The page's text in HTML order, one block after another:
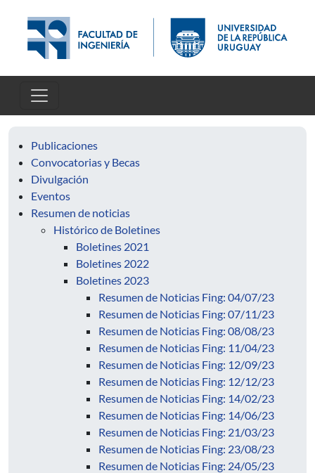
Publicaciones
Convocatorias y Becas
Divulgación
Eventos
Resumen de noticias
Histórico de Boletines
Boletines 2021
Boletines 2022
Boletines 2023
Resumen de Noticias Fing: 04/07/23
Resumen de Noticias Fing: 07/11/23
Resumen de Noticias Fing: 08/08/23
Resumen de Noticias Fing: 11/04/23
Resumen de Noticias Fing: 12/09/23
Resumen de Noticias Fing: 12/12/23
Resumen de Noticias Fing: 14/02/23
Resumen de Noticias Fing: 14/06/23
Resumen de Noticias Fing: 21/03/23
Resumen de Noticias Fing: 23/08/23
Resumen de Noticias Fing: 24/05/23